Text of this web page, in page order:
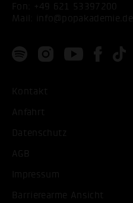
Fon:
+49 621 53397200
Mail:
info@popakademie.de
Kontakt
Anfahrt
Datenschutz
AGB
Impressum
Barrierearme Ansicht